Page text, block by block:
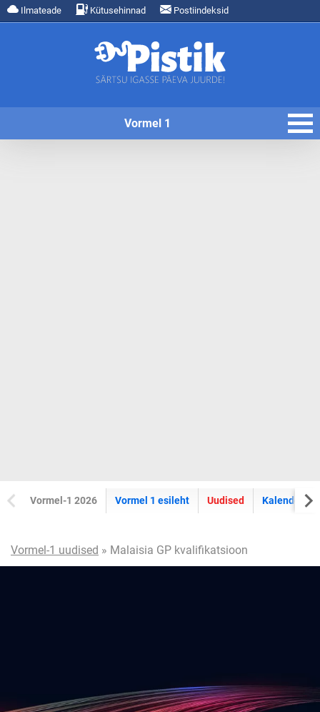
Ilmateade Kütusehinnad Postiindeksid
Vormel 1
Vormel-1 2026 Vormel 1 esileht Uudised Kalender
Vormel-1 uudised » Malaisia GP kvalifikatsioon